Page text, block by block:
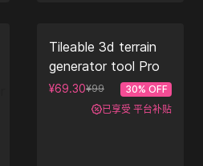
Tileable 3d terrain
generator tool Pro
平铺式 3D 地形生成
工具 (专业版)
¥69.30¥99 30% OFF
已享受 平台补贴